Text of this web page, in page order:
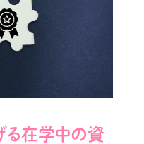
る在学中の資